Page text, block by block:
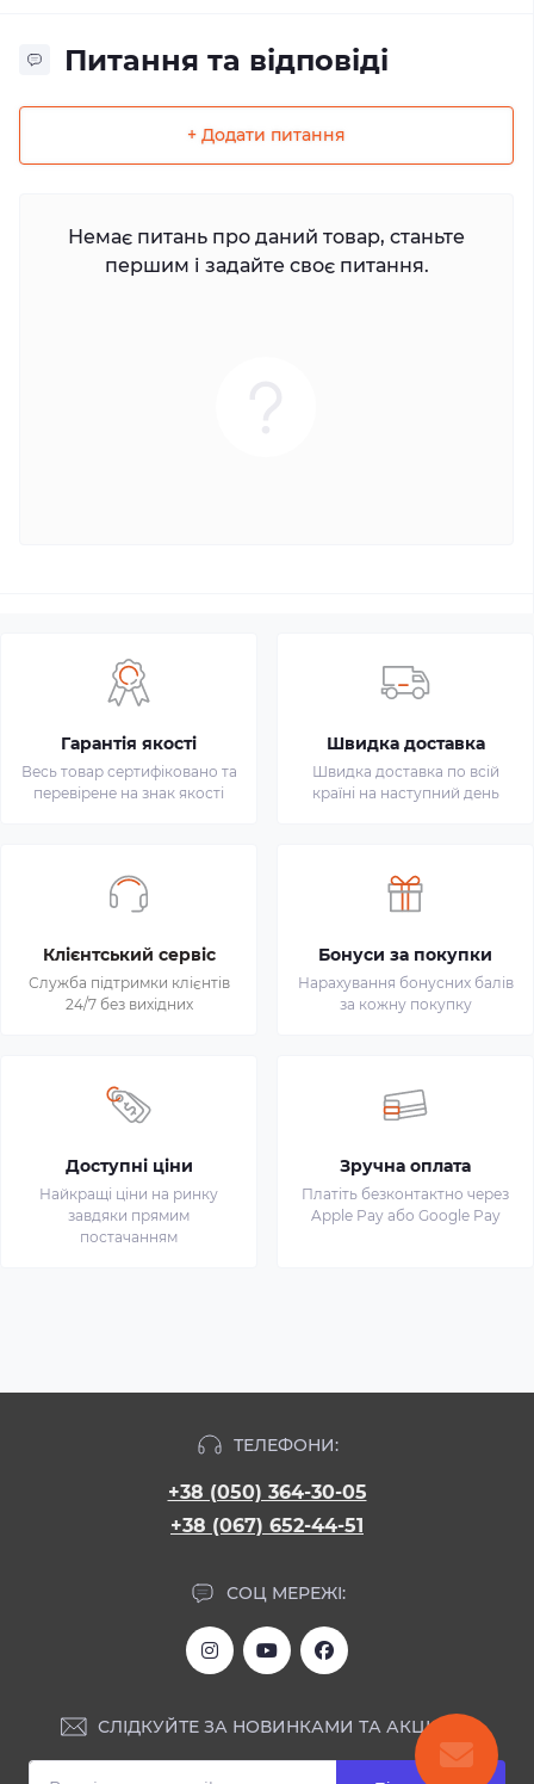
Питання та відповіді
+ Додати питання
Немає питань про даний товар, станьте
першим і задайте своє питання.
Гарантія якості
Весь товар сертифіковано та
перевірене на знак якості
Швидка доставка
Швидка доставка по всій
країні на наступний день
Клієнтський сервіс
Служба підтримки клієнтів
24/7 без вихідних
Бонуси за покупки
Нарахування бонусних балів
за кожну покупку
Доступні ціни
Найкращі ціни на ринку
завдяки прямим
постачанням
Зручна оплата
Платіть безконтактно через
Apple Pay або Google Pay
ТЕЛЕФОНИ:
+38 (050) 364-30-05
+38 (067) 652-44-51
СОЦ МЕРЕЖІ:
СЛІДКУЙТЕ ЗА НОВИНКАМИ ТА АКЦІЯМИ: